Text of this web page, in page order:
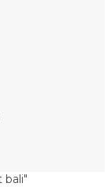
bali"